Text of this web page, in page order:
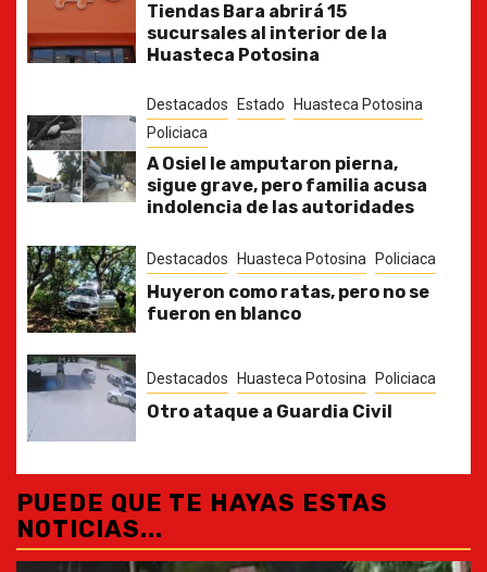
Tiendas Bara abrirá 15
sucursales al interior de la
Huasteca Potosina
Destacados Estado
Huasteca Potosina
Policiaca
A Osiel le amputaron pierna,
sigue grave, pero familia acusa
indolencia de las autoridades
Destacados Huasteca Potosina Policiaca
Huyeron como ratas, pero no se
fueron en blanco
Destacados Huasteca Potosina Policiaca
Otro ataque a Guardia Civil
PUEDE QUE TE HAYAS ESTAS
NOTICIAS...